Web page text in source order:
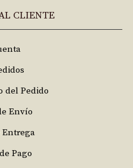
CLIENTE
del Pedido
Envío
Entrega
Pago